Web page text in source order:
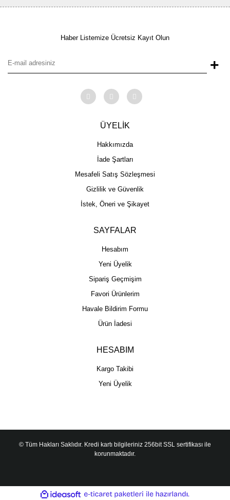
Haber Listemize Ücretsiz Kayıt Olun
+
ÜYELİK
Hakkımızda
İade Şartları
Mesafeli Satış Sözleşmesi
Gizlilik ve Güvenlik
İstek, Öneri ve Şikayet
SAYFALAR
Hesabım
Yeni Üyelik
Sipariş Geçmişim
Favori Ürünlerim
Havale Bildirim Formu
Ürün İadesi
HESABIM
Kargo Takibi
Yeni Üyelik
© Tüm Hakları Saklıdır. Kredi kartı bilgileriniz 256bit SSL sertifikası ile
korunmaktadır.
ideasoft e-